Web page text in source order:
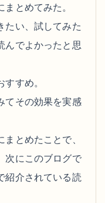
とめてみた。
たい、試してみた
んでよかったと思
すめ。
てその効果を実感
とめたことで、
次にこのブログで
紹介されている読